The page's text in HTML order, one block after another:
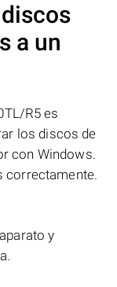
a un
R5 es
los discos de
con Windows.
correctamente.
y